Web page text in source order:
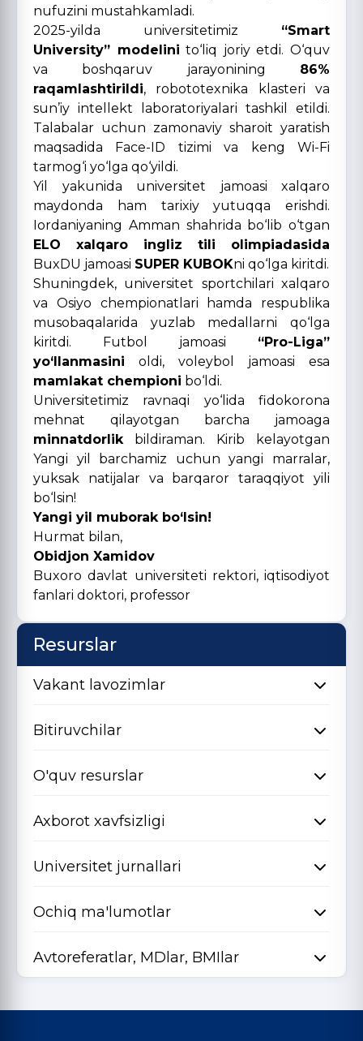
nufuzini mustahkamladi.
2025-yilda universitetimiz “Smart
University” modelini to‘liq joriy etdi. O‘quv
va boshqaruv jarayonining 86%
raqamlashtirildi, robototexnika klasteri va
sun’iy intellekt laboratoriyalari tashkil etildi.
Talabalar uchun zamonaviy sharoit yaratish
maqsadida Face-ID tizimi va keng Wi-Fi
tarmog‘i yo‘lga qo‘yildi.
Yil yakunida universitet jamoasi xalqaro
maydonda ham tarixiy yutuqqa erishdi.
Iordaniyaning Amman shahrida bo‘lib o‘tgan
ELO xalqaro ingliz tili olimpiadasida
BuxDU jamoasi SUPER KUBOKni qo‘lga kiritdi.
Shuningdek, universitet sportchilari xalqaro
va Osiyo chempionatlari hamda respublika
musobaqalarida yuzlab medallarni qo‘lga
kiritdi. Futbol jamoasi “Pro-Liga”
yo‘llanmasini oldi, voleybol jamoasi esa
mamlakat chempioni bo‘ldi.
Universitetimiz ravnaqi yo‘lida fidokorona
mehnat qilayotgan barcha jamoaga
minnatdorlikbildiraman. Kirib kelayotgan
Yangi yil barchamiz uchun yangi marralar,
yuksak natijalar va barqaror taraqqiyot yili
bo‘lsin!
Yangi yil muborak bo‘lsin!
Hurmat bilan,
Obidjon Xamidov
Buxoro davlat universiteti rektori, iqtisodiyot
fanlari doktori, professor
Resurslar
Vakant lavozimlar
Bitiruvchilar
O'quv resurslar
Axborot xavfsizligi
Universitet jurnallari
Ochiq ma'lumotlar
Avtoreferatlar, MDlar, BMIlar